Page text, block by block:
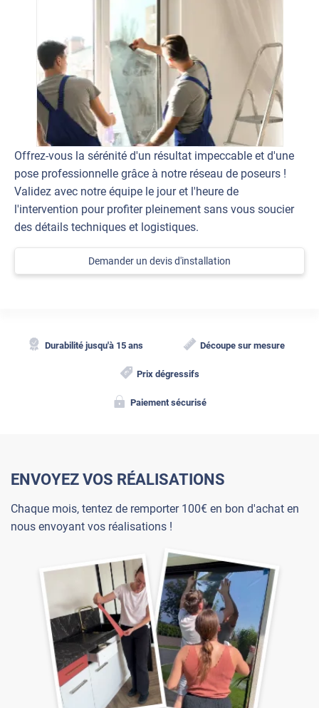
Offrez-vous la sérénité d'un résultat impeccable et d'une
pose professionnelle grâce à notre réseau de poseurs !
Validez avec notre équipe le jour et l'heure de
l'intervention pour profiter pleinement sans vous soucier
des détails techniques et logistiques.
Demander un devis d'installation
Durabilité jusqu'à 15 ans Découpe sur mesure
Prix dégressifs
Paiement sécurisé
ENVOYEZ VOS RÉALISATIONS
Chaque mois, tentez de remporter 100€ en bon d'achat en
nous envoyant vos réalisations !